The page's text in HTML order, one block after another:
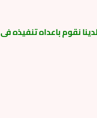
لدينا نقوم باعداه